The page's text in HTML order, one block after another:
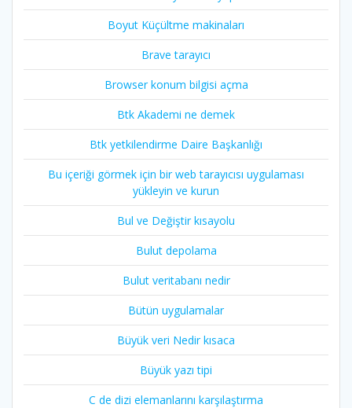
Boyut Küçültme makinaları
Brave tarayıcı
Browser konum bilgisi açma
Btk Akademi ne demek
Btk yetkilendirme Daire Başkanlığı
Bu içeriği görmek için bir web tarayıcısı uygulaması
yükleyin ve kurun
Bul ve Değiştir kısayolu
Bulut depolama
Bulut veritabanı nedir
Bütün uygulamalar
Büyük veri Nedir kısaca
Büyük yazı tipi
C de dizi elemanlarını karşılaştırma